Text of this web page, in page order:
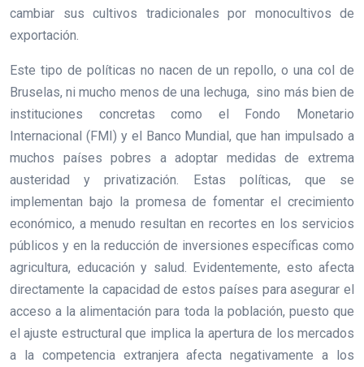
cambiar sus cultivos tradicionales por monocultivos de
exportación.
Este tipo de políticas no nacen de un repollo, o una col de
Bruselas, ni mucho menos de una lechuga, sino más bien de
instituciones concretas como el Fondo Monetario
Internacional (FMI) y el Banco Mundial, que han impulsado a
muchos países pobres a adoptar medidas de extrema
austeridad y privatización. Estas políticas, que se
implementan bajo la promesa de fomentar el crecimiento
económico, a menudo resultan en recortes en los servicios
públicos y en la reducción de inversiones específicas como
agricultura, educación y salud. Evidentemente, esto afecta
directamente la capacidad de estos países para asegurar el
acceso a la alimentación para toda la población, puesto que
el ajuste estructural que implica la apertura de los mercados
a la competencia extranjera afecta negativamente a los